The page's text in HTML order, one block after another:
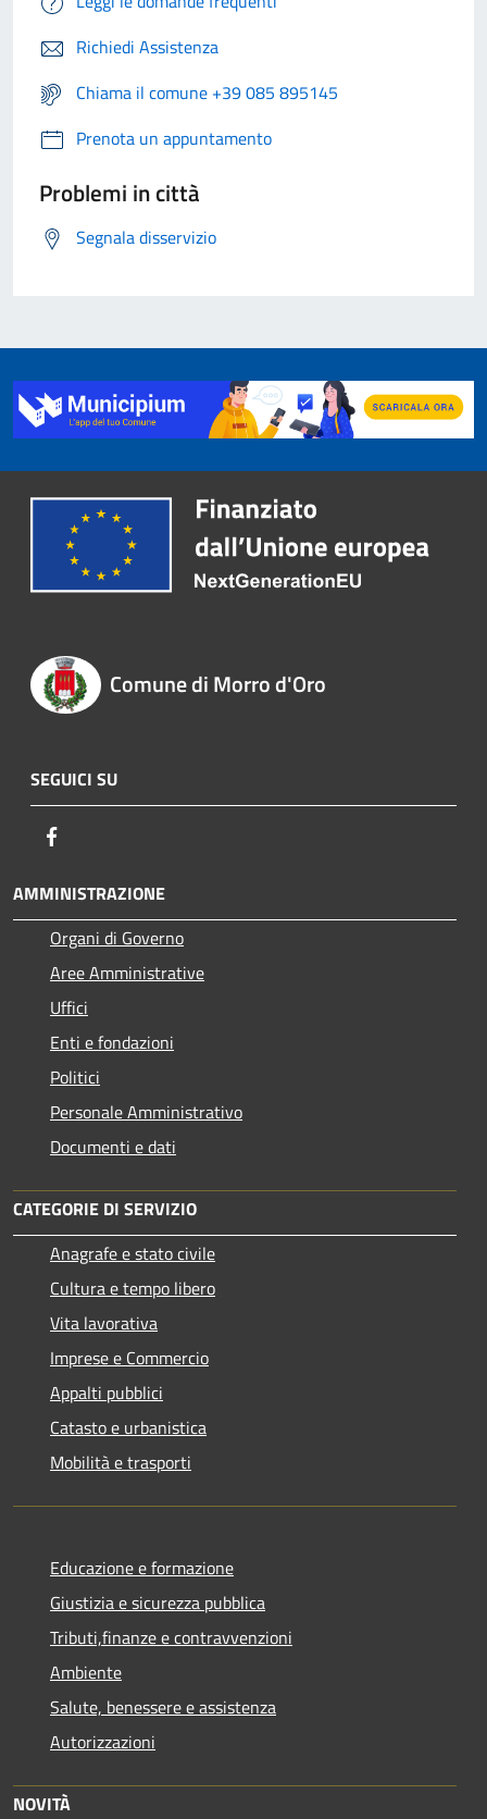
Richiedi Assistenza
Chiama il comune +39 085 895145
Prenota un appuntamento
Problemi in città
Segnala disservizio
Comune di Morro d'Oro
SEGUICI SU
AMMINISTRAZIONE
Organi di Governo
Aree Amministrative
Uffici
Enti e fondazioni
Politici
Personale Amministrativo
Documenti e dati
CATEGORIE DI SERVIZIO
Anagrafe e stato civile
Cultura e tempo libero
Vita lavorativa
Imprese e Commercio
Appalti pubblici
Catasto e urbanistica
Mobilità e trasporti
Educazione e formazione
Giustizia e sicurezza pubblica
Tributi,finanze e contravvenzioni
Ambiente
Salute, benessere e assistenza
Autorizzazioni
NOVITÀ